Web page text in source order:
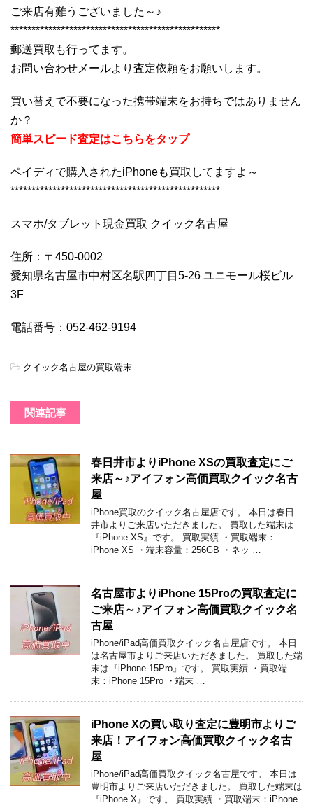
ご来店有難うございました～♪
**************************************************
郵送買取も行ってます。
お問い合わせメールより査定依頼をお願いします。
買い替えで不要になった携帯端末をお持ちではありません
か？
簡単スピード査定はこちらをタップ
ペイディで購入されたiPhoneも買取してますよ～
**************************************************
スマホ/タブレット現金買取 クイック名古屋
住所：〒450-0002
愛知県名古屋市中村区名駅四丁目5-26 ユニモール桜ビル
3F
電話番号：052-462-9194
-クイック名古屋の買取端末
関連記事
春日井市よりiPhone XSの買取査定にご
来店～♪アイフォン高価買取クイック名古
屋
iPhone買取のクイック名古屋店です。 本日は春日
井市よりご来店いただきました。 買取した端末は
『iPhone XS』です。 買取実績 ・買取端末：
iPhone XS ・端末容量：256GB ・ネッ …
名古屋市よりiPhone 15Proの買取査定に
ご来店～♪アイフォン高価買取クイック名
古屋
iPhone/iPad高価買取クイック名古屋店です。 本日
は名古屋市よりご来店いただきました。 買取した端
末は『iPhone 15Pro』です。 買取実績 ・買取端
末：iPhone 15Pro ・端末 …
iPhone Xの買い取り査定に豊明市よりご
来店！アイフォン高価買取クイック名古
屋
iPhone/iPad高価買取クイック名古屋です。 本日は
豊明市よりご来店いただきました。 買取した端末は
『iPhone X』です。 買取実績 ・買取端末：iPhone